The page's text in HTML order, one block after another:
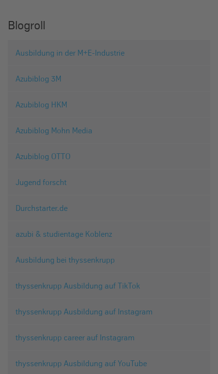
Blogroll
Ausbildung in der M+E-Industrie
Azubiblog 3M
Azubiblog HKM
Azubiblog Mohn Media
Azubiblog OTTO
Jugend forscht
Durchstarter.de
azubi & studientage Koblenz
Ausbildung bei thyssenkrupp
thyssenkrupp Ausbildung auf TikTok
thyssenkrupp Ausbildung auf Instagram
thyssenkrupp career auf Instagram
thyssenkrupp Ausbildung auf YouTube